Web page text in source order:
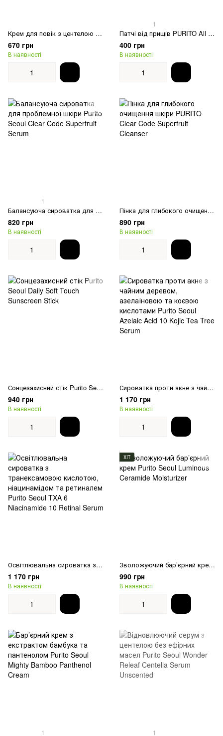
Крем для повік з центелою та пептидами без ефірних масел Purito Seoul Wonder Releaf Centella Eye Cream Unscented
670 грн
В наявності
1
Патчі від прищів PURITO All Care Recovery Cica-Aid 51 pcs
400 грн
В наявності
1
Балансуюча сироватка для проблемної шкіри Purito Seoul Clear Code Superfruit Serum
820 грн
В наявності
Пінка для глибокого очищення шкіри PURITO Clear Code Superfruit Cleanser
890 грн
В наявності
Сонцезахисний стік Purito Seoul Daily Soft Touch Sunscreen Stick
940 грн
В наявності
Сироватка проти акне з чайним деревом, азелаїновою та коєвою кислотами Purito Seoul Azelaic Acid 10 Kojic Tea Tree Serum
1 170 грн
В наявності
Освітлювальна сироватка з транексамовою кислотою, ніацинамідом та ретиналем Purito Seoul TXA 6 Niacinamide 10 Retinal Serum
1 170 грн
В наявності
ХІТ
Зволожуючий бар’єрний крем Purito Seoul Luminous Ceramide Moisturizer
990 грн
В наявності
1 1